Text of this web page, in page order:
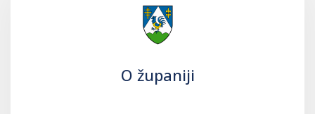
O županiji